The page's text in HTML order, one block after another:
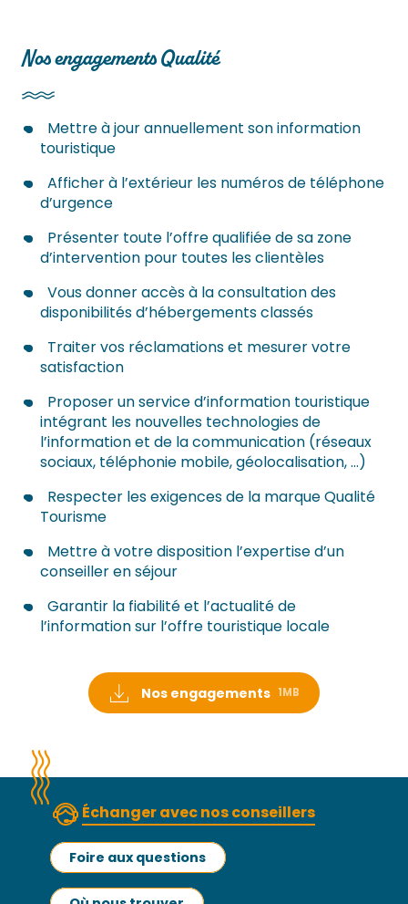
Nos engagements Qualité
Mettre à jour annuellement son information
touristique
Afficher à l’extérieur les numéros de téléphone
d’urgence
Présenter toute l’offre qualifiée de sa zone
d’intervention pour toutes les clientèles
Vous donner accès à la consultation des
disponibilités d’hébergements classés
Traiter vos réclamations et mesurer votre
satisfaction
Proposer un service d’information touristique
intégrant les nouvelles technologies de
l’information et de la communication (réseaux
sociaux, téléphonie mobile, géolocalisation, …)
Respecter les exigences de la marque Qualité
Tourisme
Mettre à votre disposition l’expertise d’un
conseiller en séjour
Garantir la fiabilité et l’actualité de
l’information sur l’offre touristique locale
Nos engagements 1MB
Échanger avec nos conseillers
Foire aux questions